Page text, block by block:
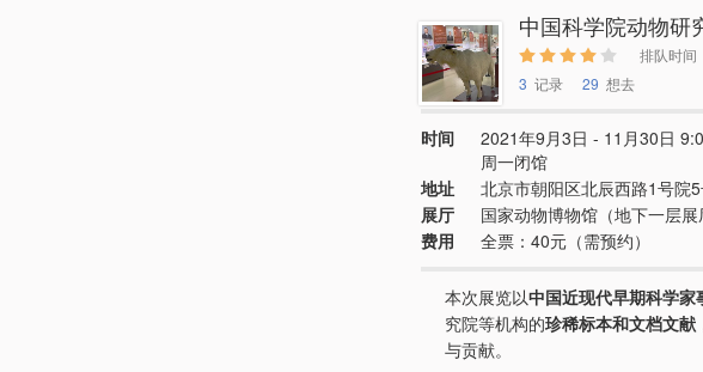
中国科学院动物研
排队时间
3 记录 29 想去
时间
2021年9月3日 - 11月30日
周一闭馆
地址
北京市朝阳区北辰西路1号院
展厅
国家动物博物馆（地下一层展
费用
全票：40元（需预约）
本次展览以中国近现代早期科学家
究院等机构的珍稀标本和文档文献
与贡献。